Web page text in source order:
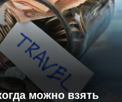
можно взять